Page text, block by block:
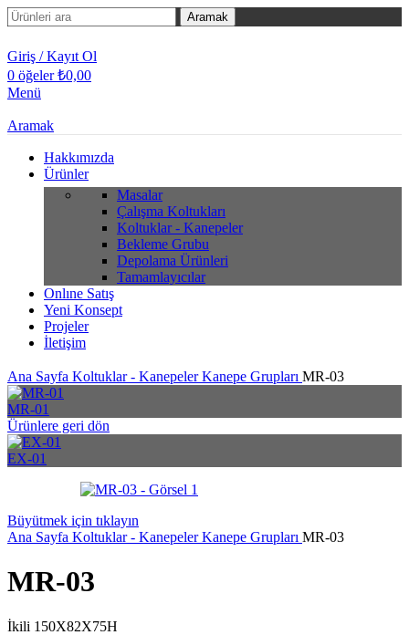
Aramak
Giriş / Kayıt Ol
0 öğeler ₺0,00
Menü
Aramak
Hakkımızda
Ürünler
Masalar
Çalışma Koltukları
Koltuklar - Kanepeler
Bekleme Grubu
Depolama Ürünleri
Tamamlayıcılar
Onlıne Satış
Yeni Konsept
Projeler
İletişim
Ana Sayfa Koltuklar - KanepelerKanepe Grupları MR-03
MR-01
Ürünlere geri dön
EX-01
Büyütmek için tıklayın
Ana Sayfa Koltuklar - KanepelerKanepe Grupları MR-03
MR-03
İkili 150X82X75H